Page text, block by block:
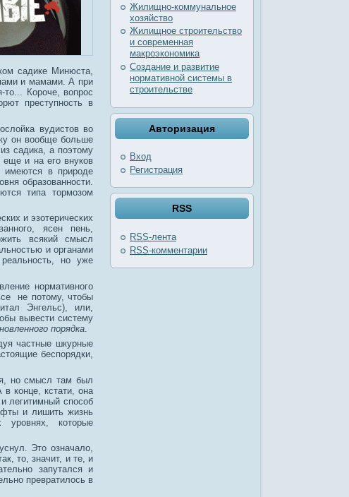
садике Минюста,
и мамами. А при
то... Короче, вопрос
преступность в
вудистов во
он вообще больше
садика, а поэтому
еще и на его внуков
имеются в природе
образованности.
типа тормозом
и эзотерических
ясен пень,
всякий смысл
и органами
но уже
нормативного
не потому, чтобы
Энгельс), или,
вывести систему
порядка
частные шкурные
беспорядки,
но смысл там был
в конце, кстати, она
легитимный способ
и лишить жизнь
которые
Это означало,
то, значит, и те, и
запутался и
превратилось в
Жилищно-коммунальное
хозяйство
Жилищное строительство
и современная
макроэкономика
Создание и развитие
нормативной системы в
строительстве
Авторизация
Вход
Регистрация
RSS
RSS-лента
RSS-комментарии